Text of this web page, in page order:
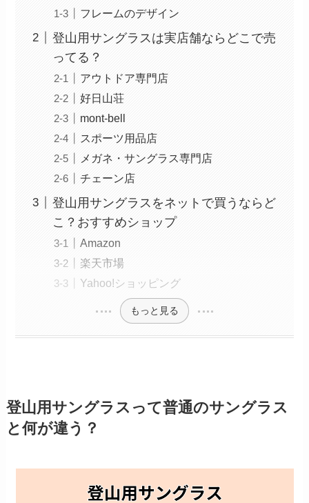
フレームのデザイン
登山用サングラスは実店舗ならどこで売
ってる？
アウトドア専門店
好日山荘
mont-bell
スポーツ用品店
メガネ・サングラス専門店
チェーン店
登山用サングラスをネットで買うならど
こ？おすすめショップ
Amazon
楽天市場
Yahoo!ショッピング
もっと見る
登山用サングラスって普通のサングラス
と何が違う？